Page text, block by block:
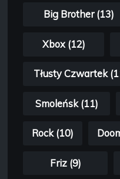
Big Brother (13)
Xbox (12)
Tłusty Czwartek
Smoleńsk (11)
Rock (10)
Friz (9)